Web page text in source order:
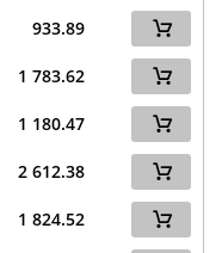
933.89
1 783.62
1 180.47
2 612.38
1 824.52